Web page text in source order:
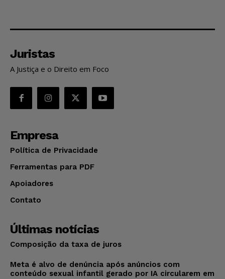
Juristas
A Justiça e o Direito em Foco
Empresa
Política de Privacidade
Ferramentas para PDF
Apoiadores
Contato
Últimas notícias
Composição da taxa de juros
Meta é alvo de denúncia após anúncios com
conteúdo sexual infantil gerado por IA circularem em